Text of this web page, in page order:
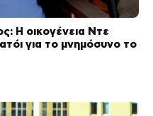
Η οικογένεια Ντε
για το μνημόσυνο το